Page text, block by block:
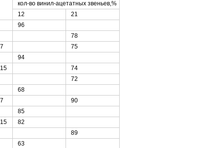
кол-во винил-ацетатных звеньев,%
12
21
96
78
7
75
94
15
74
72
68
7
90
85
15
82
89
63